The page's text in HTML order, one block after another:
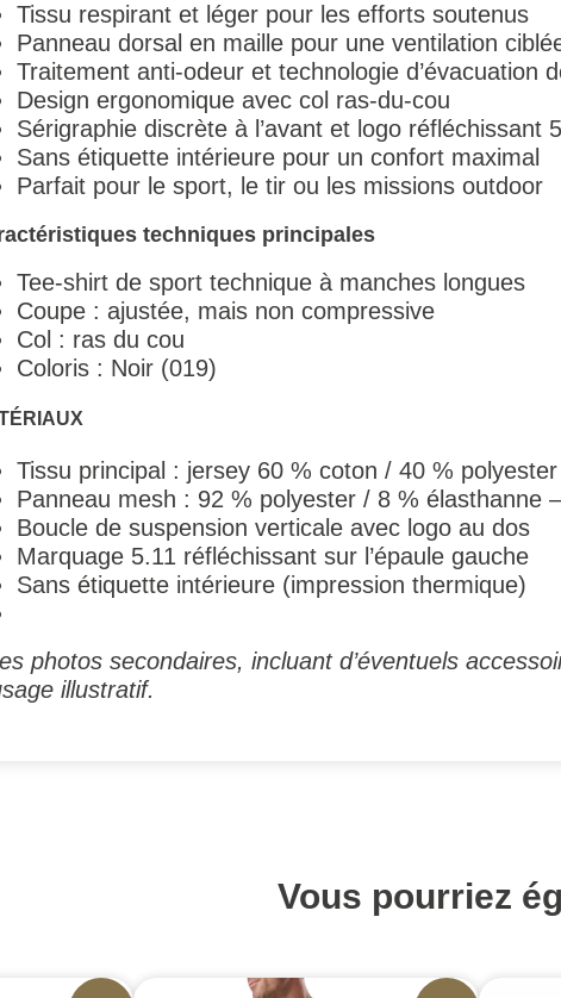
Tissu respirant et léger pour les efforts soutenus
Panneau dorsal en maille pour une ventilation
Traitement anti-odeur et technologie d’évacuation
Design ergonomique avec col ras-du-cou
Sérigraphie discrète à l’avant et logo réfléchissant
Sans étiquette intérieure pour un confort maximal
Parfait pour le sport, le tir ou les missions outdoor
techniques principales
Tee-shirt de sport technique à manches longues
Coupe : ajustée, mais non compressive
Col : ras du cou
Coloris : Noir (019)
Tissu principal : jersey 60 % coton / 40 %
Panneau mesh : 92 % polyester / 8 % élasthanne
Boucle de suspension verticale avec logo au dos
Marquage 5.11 réfléchissant sur l’épaule gauche
Sans étiquette intérieure (impression thermique)
photos secondaires, incluant d’éventuels
illustratif.
Vous pourriez